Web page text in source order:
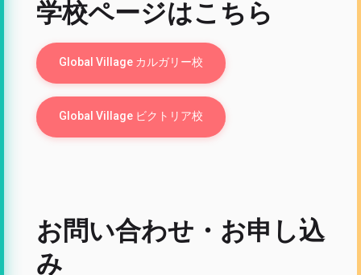
学校ページはこちら
Global Village カルガリー校
Global Village ビクトリア校
お問い合わせ・お申し込
み